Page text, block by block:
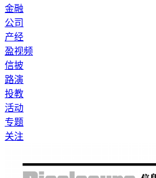
金融
公司
产经
盈视频
信披
路演
投教
活动
专题
关注